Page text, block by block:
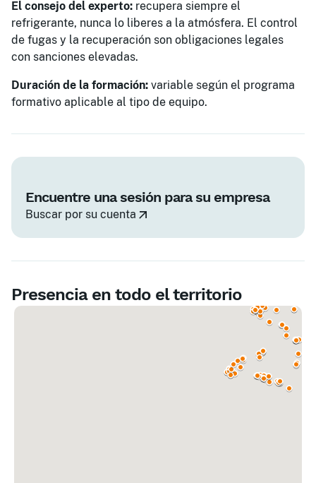
El consejo del experto: recupera siempre el
refrigerante, nunca lo liberes a la atmósfera. El control
de fugas y la recuperación son obligaciones legales
con sanciones elevadas.
Duración de la formación: variable según el programa
formativo aplicable al tipo de equipo.
Encuentre una sesión para su empresa
Buscar por su cuenta
Presencia en todo el territorio